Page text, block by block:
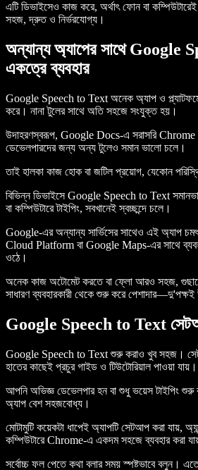
এটি ডিভাইসেও কাজ করে, অর্থাৎ ফোন বা
সহজ, দ্রুত ও নির্ভরযোগ্য।
অন্যান্য অ্যাপের সাথে Google
একত্রে ব্যবহার
Google Speech to Text অনেক অ্যাপ ও প্ল্যাটফর্মের
করে। নানা টুলের সাথে অতি সহজে সংযুক্ত হয়।
উদাহরণস্বরূপ, Google Docs-এ সরাসরি Chrome
ডেভেলপারদের জন্য অন্য টুলেও সমান ভালো চলে।
তাই হালকা কাজ হোক বা জটিল প্রয়োগ, যেকোন
বিভিন্ন ডিভাইসে Google Speech to Text
বা কম্পিউটারে টাইপিং, সবখানেই স্বচ্ছন্দে চলে।
Google-এর অন্যান্য সার্ভিসের সাথেও এই অ্যাপ
Cloud Platform বা Google Maps-এর সাথে
ওঠে।
অনেক কাজ অটোমেট করতে বা ফ্লো আরও সহজ,
সাধারণ ব্যবহারকারী থেকে শুরু করে
Google Speech to Text
Google Speech to Text শুরু করাও খুব সহজ।
হাতের কাছেই প্রচুর গাইড ও টিউটোরিয়াল পাওয়া যায়।
আপনি অভিজ্ঞ ডেভেলপার হন বা শুধু ভয়েস টাইপিং
অ্যাপ বেশ সহজবোধ্য।
মোটামুটি কয়েকটা ধাপেই অ্যাপটি সেটআপ করা যায়,
কম্পিউটারে Chrome-এ একদম সহজে ব্যবহার করা
সর্বোচ্চ ফল পেতে কথা বলার সময় স্পষ্টভাবে বলুন।